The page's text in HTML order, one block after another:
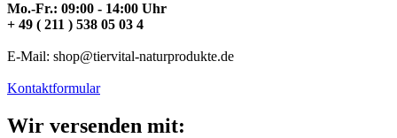
Mo.-Fr.: 09:00 - 14:00 Uhr
+ 49 ( 211 ) 538 05 03 4
E-Mail: shop@tiervital-naturprodukte.de
Kontaktformular
Wir versenden mit: